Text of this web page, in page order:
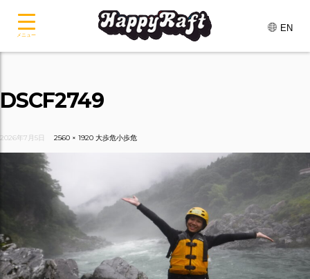
EN
DSCF2749
2026年7月5日 2560 × 1920 大歩危小歩危
メニュー